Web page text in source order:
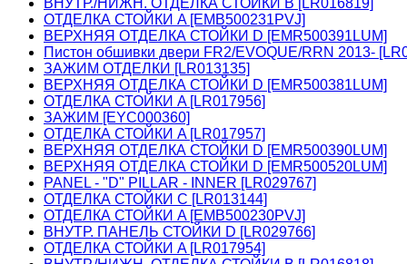
ОТДЕЛКА СТОЙКИ A [EMB500231PVJ]
ВЕРХНЯЯ ОТДЕЛКА СТОЙКИ D [EMR500391LUM]
Пистон обшивки двери FR2/EVOQUE/RRN 2013-
ЗАЖИМ ОТДЕЛКИ [LR013135]
ВЕРХНЯЯ ОТДЕЛКА СТОЙКИ D [EMR500381LUM]
ОТДЕЛКА СТОЙКИ A [LR017956]
ЗАЖИМ [EYC000360]
ОТДЕЛКА СТОЙКИ A [LR017957]
ВЕРХНЯЯ ОТДЕЛКА СТОЙКИ D [EMR500390LUM]
ВЕРХНЯЯ ОТДЕЛКА СТОЙКИ D [EMR500520LUM]
PANEL - "D" PILLAR - INNER [LR029767]
ОТДЕЛКА СТОЙКИ C [LR013144]
ОТДЕЛКА СТОЙКИ A [EMB500230PVJ]
ВНУТР. ПАНЕЛЬ СТОЙКИ D [LR029766]
ОТДЕЛКА СТОЙКИ A [LR017954]